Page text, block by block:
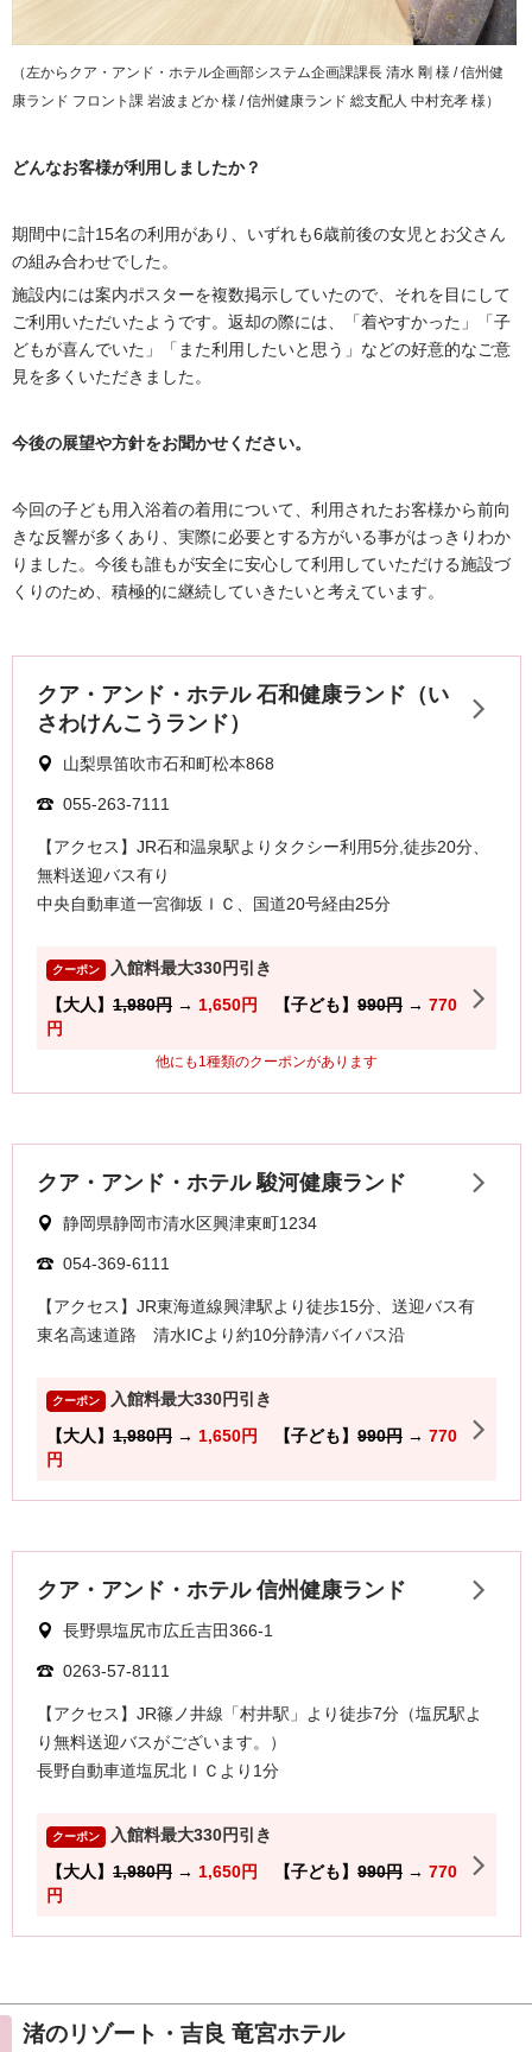
（左からクア・アンド・ホテル企画部システム企画課課長 清水 剛 様 / 信州健
康ランド フロント課 岩波まどか 様 / 信州健康ランド 総支配人 中村充孝 様）
どんなお客様が利用しましたか？
期間中に計15名の利用があり、いずれも6歳前後の女児とお父さん
の組み合わせでした。
施設内には案内ポスターを複数掲示していたので、それを目にして
ご利用いただいたようです。返却の際には、「着やすかった」「子
どもが喜んでいた」「また利用したいと思う」などの好意的なご意
見を多くいただきました。
今後の展望や方針をお聞かせください。
今回の子ども用入浴着の着用について、利用されたお客様から前向
きな反響が多くあり、実際に必要とする方がいる事がはっきりわか
りました。今後も誰もが安全に安心して利用していただける施設づ
くりのため、積極的に継続していきたいと考えています。
渚のリゾート・吉良 竜宮ホテル